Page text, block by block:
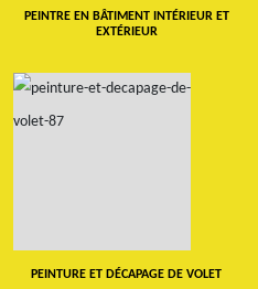
PEINTRE EN BÂTIMENT INTÉRIEUR ET
EXTÉRIEUR
PEINTURE ET DÉCAPAGE DE VOLET